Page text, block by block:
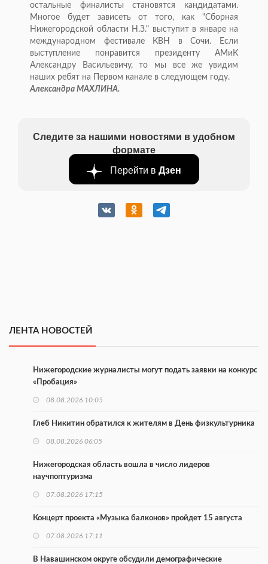
остальные финалисты становятся кандидатами.
Многое будет зависеть от того, как "Сборная
Нижегородской области Н.З." выступит в январе на
международном фестивале КВН в Сочи. Если
выступление понравится президенту АМиК
Александру Васильевичу, то мы все же увидим
наших ребят на Первом канале в следующем году.
Александра МАХЛИНА.
Следите за нашими новостями в удобном
формате
Перейти в Дзен
ЛЕНТА НОВОСТЕЙ
Нижегородские журналисты могут подать заявки на конкурс
«Пробация»
08.08.2026 10:05
Глеб Никитин обратился к жителям в День физкультурника
08.08.2026 06:05
Нижегородская область вошла в число лидеров
научпоптуризма
07.08.2026 17:15
Концерт проекта «Музыка балконов» пройдет 15 августа
07.08.2026 17:11
В Навашинском округе обсудили демографические